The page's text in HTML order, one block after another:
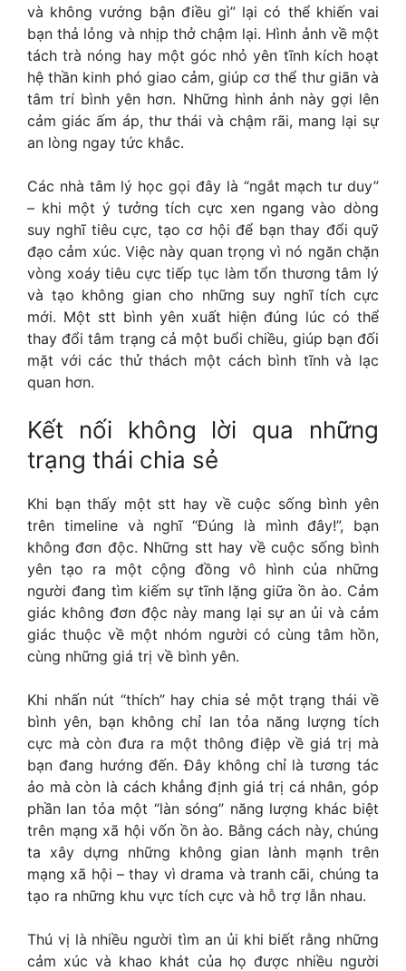
và không vướng bận điều gì” lại có thể khiến vai
bạn thả lỏng và nhịp thở chậm lại. Hình ảnh về một
tách trà nóng hay một góc nhỏ yên tĩnh kích hoạt
hệ thần kinh phó giao cảm, giúp cơ thể thư giãn và
tâm trí bình yên hơn. Những hình ảnh này gợi lên
cảm giác ấm áp, thư thái và chậm rãi, mang lại sự
an lòng ngay tức khắc.
Các nhà tâm lý học gọi đây là “ngắt mạch tư duy”
– khi một ý tưởng tích cực xen ngang vào dòng
suy nghĩ tiêu cực, tạo cơ hội để bạn thay đổi quỹ
đạo cảm xúc. Việc này quan trọng vì nó ngăn chặn
vòng xoáy tiêu cực tiếp tục làm tổn thương tâm lý
và tạo không gian cho những suy nghĩ tích cực
mới. Một stt bình yên xuất hiện đúng lúc có thể
thay đổi tâm trạng cả một buổi chiều, giúp bạn đối
mặt với các thử thách một cách bình tĩnh và lạc
quan hơn.
Kết nối không lời qua những
trạng thái chia sẻ
Khi bạn thấy một stt hay về cuộc sống bình yên
trên timeline và nghĩ “Đúng là mình đây!”, bạn
không đơn độc. Những stt hay về cuộc sống bình
yên tạo ra một cộng đồng vô hình của những
người đang tìm kiếm sự tĩnh lặng giữa ồn ào. Cảm
giác không đơn độc này mang lại sự an ủi và cảm
giác thuộc về một nhóm người có cùng tâm hồn,
cùng những giá trị về bình yên.
Khi nhấn nút “thích” hay chia sẻ một trạng thái về
bình yên, bạn không chỉ lan tỏa năng lượng tích
cực mà còn đưa ra một thông điệp về giá trị mà
bạn đang hướng đến. Đây không chỉ là tương tác
ảo mà còn là cách khẳng định giá trị cá nhân, góp
phần lan tỏa một “làn sóng” năng lượng khác biệt
trên mạng xã hội vốn ồn ào. Bằng cách này, chúng
ta xây dựng những không gian lành mạnh trên
mạng xã hội – thay vì drama và tranh cãi, chúng ta
tạo ra những khu vực tích cực và hỗ trợ lẫn nhau.
Thú vị là nhiều người tìm an ủi khi biết rằng những
cảm xúc và khao khát của họ được nhiều người